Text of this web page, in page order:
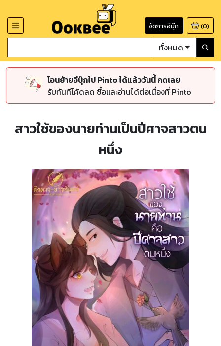
จัดการอีบุ๊ก (0)
ทั้งหมด
โอนย้ายอีบุ๊กไป Pinto ได้แล้ววันนี้ กดเลย
รับทันทีโค้ดลด ซื้อและอ่านได้ต่อเนื่องที่ Pinto
สาวใช้ของนายท่านเป็นปีศาจสาวตน
หนึ่ง